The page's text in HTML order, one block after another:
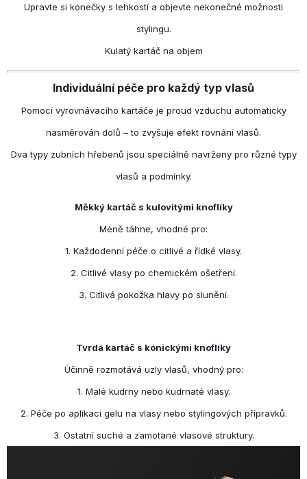
Upravte si konečky s lehkostí a objevte nekonečné možnosti
stylingu.
Kulatý kartáč na objem
Individuální péče pro každý typ vlasů
Pomocí vyrovnávacího kartáče je proud vzduchu automaticky
nasměrován dolů – to zvyšuje efekt rovnání vlasů.
Dva typy zubních hřebenů jsou speciálně navrženy pro různé typy
vlasů a podmínky.
Měkký kartáč s kulovitými knoflíky
Méně táhne, vhodné pro:
1. Každodenní péče o citlivé a řídké vlasy.
2. Citlivé vlasy po chemickém ošetření.
3. Citlivá pokožka hlavy po slunění.
Tvrdá kartáč s kónickými knoflíky
Účinně rozmotává uzly vlasů, vhodný pro:
1. Malé kudrny nebo kudrnaté vlasy.
2. Péče po aplikaci gelu na vlasy nebo stylingových přípravků.
3. Ostatní suché a zamotané vlasové struktury.